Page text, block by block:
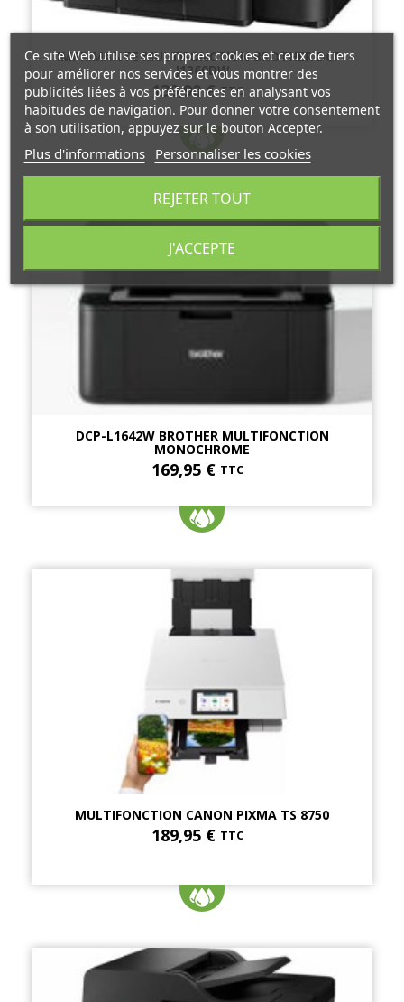
IMPRIMANTE MULTIFONCTION BROTHER DCP-
J1360DW
139,90 € TTC
DCP-L1642W BROTHER MULTIFONCTION
MONOCHROME
169,95 € TTC
MULTIFONCTION CANON PIXMA TS 8750
189,95 € TTC
Ce site Web utilise ses propres cookies et ceux de tiers
pour améliorer nos services et vous montrer des
publicités liées à vos préférences en analysant vos
habitudes de navigation. Pour donner votre consentement
à son utilisation, appuyez sur le bouton Accepter.
Plus d'informations Personnaliser les cookies
REJETER TOUT
J'ACCEPTE